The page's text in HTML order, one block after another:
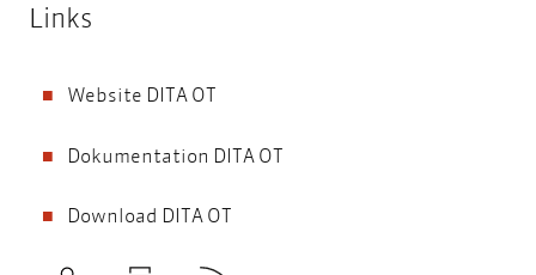
Links
Website DITA OT
Dokumentation DITA OT
Download DITA OT